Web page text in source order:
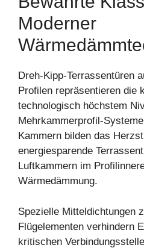
Moderner
Dreh-Kipp-Terrassentüren
Profilen repräsentieren die
technologisch höchstem
Mehrkammerprofil-
Kammern bilden das
energiesparende
Luftkammern im
Wärmedämmung.
Spezielle Mitteldichtungen
Flügelementen verhindern
kritischen